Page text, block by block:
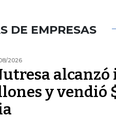
DE EMPRESAS
2026
alcanzó
y vendió